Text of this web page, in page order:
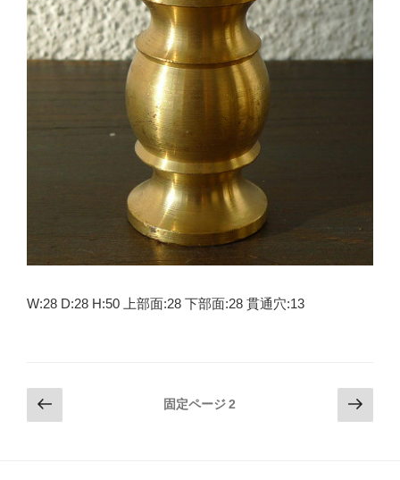
W:28 D:28 H:50 上部面:28 下部面:28 貫通穴:13
投
稿
前
の
固定ページ2
次
の